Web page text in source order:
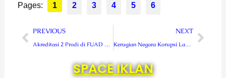
Pages: 1 2 3 4 5 6
Prev
PREVIOUS
Akreditasi 2 Prodi di FUAD UINFAS Bengkulu Siap Naik Tingkat
NEXT
Kerugian Negara Korupsi Laboratorium RSUD Curup Bertambah Rp 1,6 Miliar
Next
SPACE IKLAN